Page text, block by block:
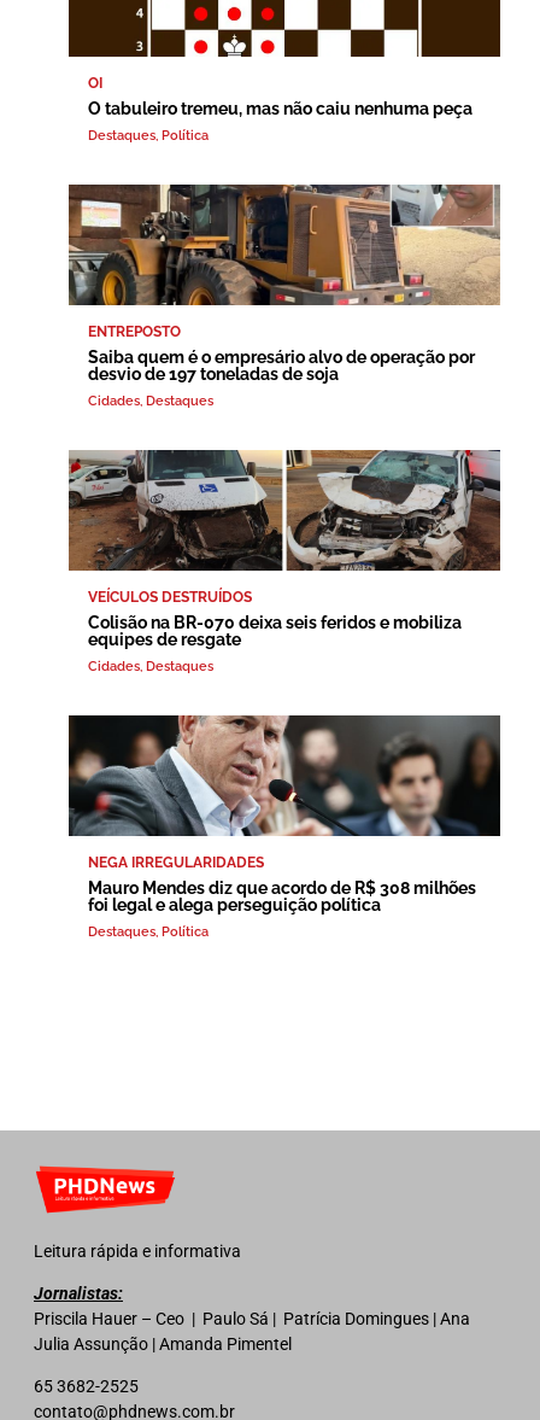
OI
O tabuleiro tremeu, mas não caiu nenhuma peça
Destaques, Política
ENTREPOSTO
Saiba quem é o empresário alvo de operação por
desvio de 197 toneladas de soja
Cidades, Destaques
VEÍCULOS DESTRUÍDOS
Colisão na BR-070 deixa seis feridos e mobiliza
equipes de resgate
Cidades, Destaques
NEGA IRREGULARIDADES
Mauro Mendes diz que acordo de R$ 308 milhões
foi legal e alega perseguição política
Destaques, Política
Leitura rápida e informativa
Jornalistas:
Priscila Hauer – Ceo | Paulo Sá | Patrícia Domingues | Ana
Julia Assunção | Amanda Pimentel
65 3682-2525
contato@phdnews.com.br